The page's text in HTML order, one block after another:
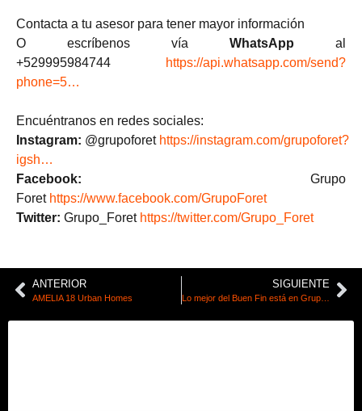
Contacta a tu asesor para tener mayor información
O escríbenos vía WhatsApp al
+529995984744
https://api.whatsapp.com/send?
phone=5…
Encuéntranos en redes sociales:
Instagram: @grupoforet https://instagram.com/grupoforet?
igsh…
Facebook: Grupo
Foret https://www.facebook.com/GrupoForet
Twitter: Grupo_Foret https://twitter.com/Grupo_Foret
ANTERIOR
AMELIA 18 Urban Homes
SIGUIENTE
Lo mejor del Buen Fin está en Grupo Foret